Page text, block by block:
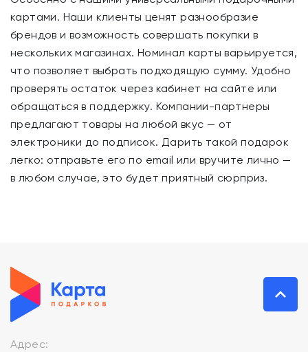
картами. Наши клиенты ценят разнообразие
брендов и возможность совершать покупки в
нескольких магазинах. Номинал карты варьируется,
что позволяет выбрать подходящую сумму. Удобно
проверять остаток через кабинет на сайте или
обращаться в поддержку. Компании-партнеры
предлагают товары на любой вкус — от
электроники до подписок. Дарить такой подарок
легко: отправьте его по email или вручите лично —
в любом случае, это будет приятный сюрприз.
Адрес: